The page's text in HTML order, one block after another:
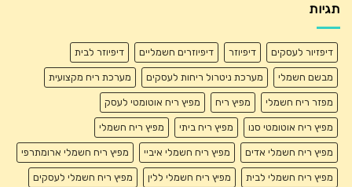
תגיות
דיפזיור לעסקים דיפיוזר דיפיוזרים חשמליים דיפיוזר לבית
מבשם חשמלי מערכת ניטרול ריחות לעסקים מערכת ריח מקצועית
מפזר ריח חשמלי מפיץ ריח מפיץ ריח אוטומטי לעסק
מפיץ ריח אוטומטי סנו מפיץ ריח ביתי מפיץ ריח חשמלי
מפיץ ריח חשמלי אדים מפיץ ריח חשמלי איביי מפיץ ריח חשמלי ארומתרפי
מפיץ ריח חשמלי לבית מפיץ ריח חשמלי ללין מפיץ ריח חשמלי לעסקים